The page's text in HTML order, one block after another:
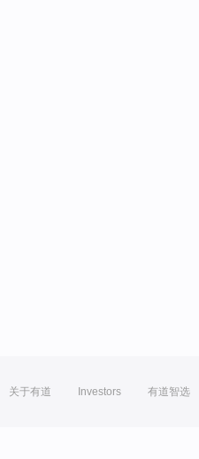
关于有道 Investors 有道智选